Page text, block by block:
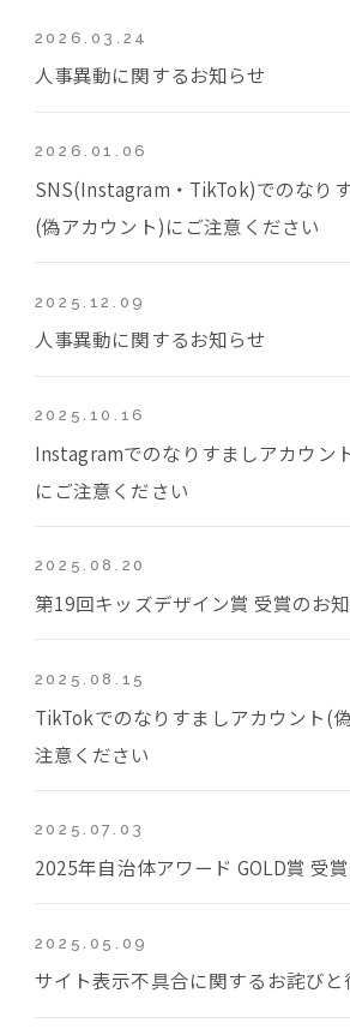
2026.03.24
人事異動に関するお知らせ
2026.01.06
SNS(Instagram・TikTok)でのなり
(偽アカウント)にご注意ください
2025.12.09
人事異動に関するお知らせ
2025.10.16
Instagramでのなりすましアカウン
にご注意ください
2025.08.20
第19回キッズデザイン賞 受賞のお
2025.08.15
TikTokでのなりすましアカウント(
注意ください
2025.07.03
2025年自治体アワード GOLD賞 受
2025.05.09
サイト表示不具合に関するお詫びと